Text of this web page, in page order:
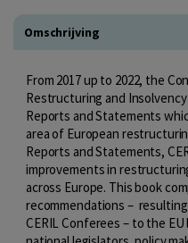
Omschrijving
From 2017 up to 2022, the
Restructuring and
Reports and Statements
area of European
Reports and Statements,
improvements in
across Europe. This book
recommendations –
CERIL Conferees – to the